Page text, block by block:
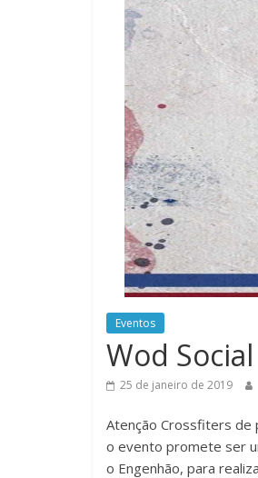
Burpee
Eventos
Wod
25 de janeiro de 2019
Atenção Crossfiters de
o evento promete ser
o Engenhão, para